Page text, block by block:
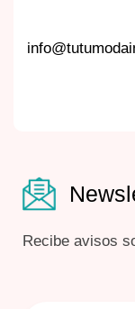
Recibe avisos